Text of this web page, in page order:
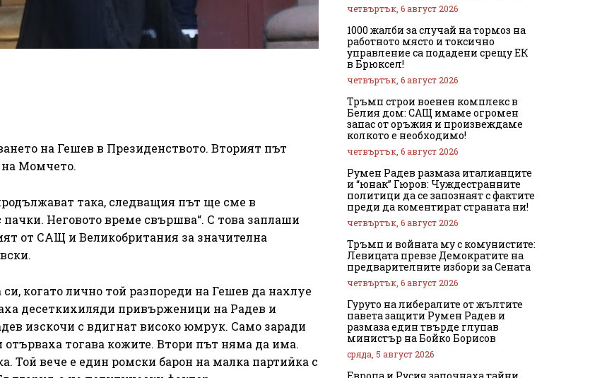
на Гешев в Президенството. Вторият път
Момчето.
така, следващия път ще сме в
Неговото време свършва“. С това заплаши
от САЩ и Великобритания за значителна
когато лично той разпореди на Гешев да нахлуе
десеткихиляди привърженици на Радев и
изскочи с вдигнат високо юмрук. Само заради
тогава кожите. Втори път няма да има.
Той вече е един ромски барон на малка партийка с
четвъртък, 6 август 2026
1000 жалби за случай на тормоз на
работното място и токсично
управление са подадени срещу ЕК
в Брюксел!
четвъртък, 6 август 2026
Тръмп строи военен комплекс в
Белия дом: САЩ имаме огромен
запас от оръжия и произвеждаме
колкото е необходимо!
четвъртък, 6 август 2026
Румен Радев размаза италианците
и “юнак” Гюров: Чуждестранните
политици да се запознаят с фактите
преди да коментират страната ни!
четвъртък, 6 август 2026
Тръмп и войната му с комунистите:
Левицата превзе Демократите на
предварителните избори за Сената
четвъртък, 6 август 2026
Гуруто на либералите от жълтите
павета защити Румен Радев и
размаза един твърде глупав
министър на Бойко Борисов
сряда, 5 август 2026